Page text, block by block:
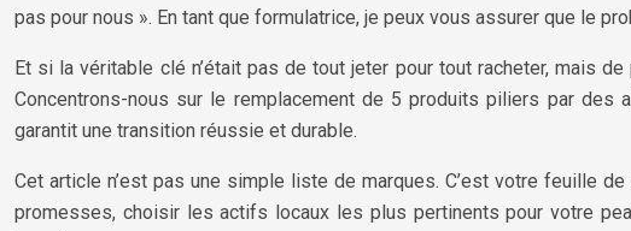
pas pour nous ». En tant que formulatrice, je peux vous assurer que le
Et si la véritable clé n’était pas de tout jeter pour tout racheter, mais de
Concentrons-nous sur le remplacement de 5 produits piliers par des
garantit une transition réussie et durable.
Cet article n’est pas une simple liste de marques. C’est votre feuille
promesses, choisir les actifs locaux les plus pertinents pour votre